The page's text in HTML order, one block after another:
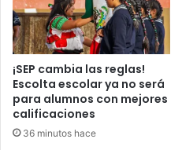
m
u
r
o
s
;
S
e
l
a
n
a
p
u
¡SEP cambia las reglas!
Escolta escolar ya no será
para alumnos con mejores
calificaciones
36 minutos hace